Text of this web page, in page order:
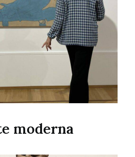
moderna